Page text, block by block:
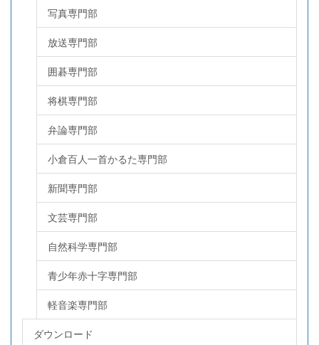
写真専門部
放送専門部
囲碁専門部
将棋専門部
弁論専門部
小倉百人一首かるた専門部
新聞専門部
文芸専門部
自然科学専門部
青少年赤十字専門部
軽音楽専門部
ダウンロード